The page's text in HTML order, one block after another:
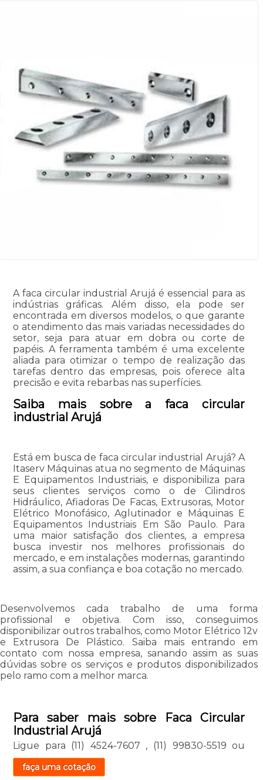
A faca circular industrial Arujá é essencial para as
indústrias gráficas. Além disso, ela pode ser
encontrada em diversos modelos, o que garante
o atendimento das mais variadas necessidades do
setor, seja para atuar em dobra ou corte de
papéis. A ferramenta também é uma excelente
aliada para otimizar o tempo de realização das
tarefas dentro das empresas, pois oferece alta
precisão e evita rebarbas nas superfícies.
Saiba mais sobre a faca circular
industrial Arujá
Está em busca de faca circular industrial Arujá? A
Itaserv Máquinas atua no segmento de Máquinas
E Equipamentos Industriais, e disponibiliza para
seus clientes serviços como o de Cilindros
Hidráulico, Afiadoras De Facas, Extrusoras, Motor
Elétrico Monofásico, Aglutinador e Máquinas E
Equipamentos Industriais Em São Paulo. Para
uma maior satisfação dos clientes, a empresa
busca investir nos melhores profissionais do
mercado, e em instalações modernas, garantindo
assim, a sua confiança e boa cotação no mercado.
Desenvolvemos cada trabalho de uma forma
profissional e objetiva. Com isso, conseguimos
disponibilizar outros trabalhos, como Motor Elétrico 12v
e Extrusora De Plástico. Saiba mais entrando em
contato com nossa empresa, sanando assim as suas
dúvidas sobre os serviços e produtos disponibilizados
pelo ramo com a melhor marca.
Para saber mais sobre Faca Circular
Industrial Arujá
Ligue para (11) 4524-7607 , (11) 99830-5519 ou
faça uma cotação